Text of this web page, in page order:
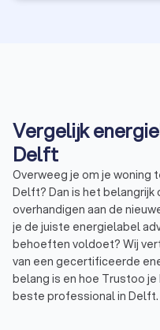
Vergelijk
Delft
Overweeg je om je woning
Delft? Dan is het
overhandigen aan de
je de juiste energielabel
behoeften voldoet? Wij
van een gecertificeerde
belang is en hoe Trustoo je
beste professional in Delft.